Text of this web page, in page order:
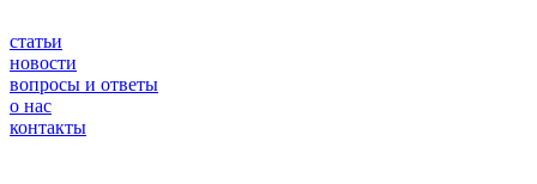
статьи
новости
вопросы и ответы
о нас
контакты